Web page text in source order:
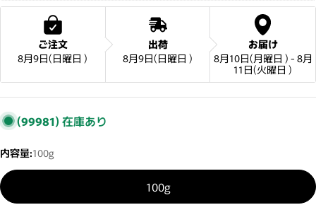
ご注文
8月9日(日曜日 )
出荷
8月9日(日曜日 )
お届け
8月10日(月曜日 ) - 8月
11日(火曜日 )
(99981)在庫あり
内容量:100g
100g